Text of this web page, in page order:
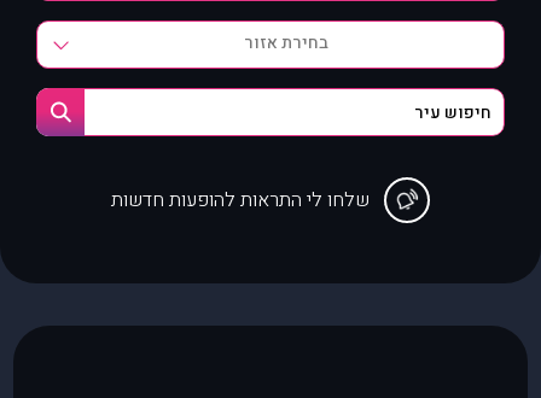
בחירת אזור
שלחו לי התראות להופעות חדשות